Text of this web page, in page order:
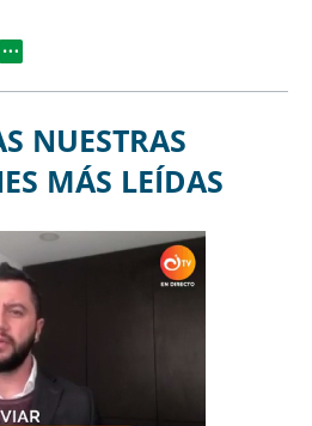
NUESTRAS
MÁS LEÍDAS